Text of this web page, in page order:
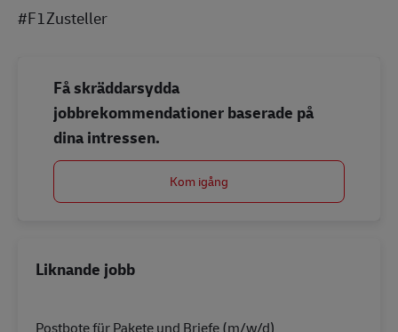
#F1Zusteller
Få skräddarsydda
jobbrekommendationer baserade på
dina intressen.
Kom igång
Liknande jobb
Postbote für Pakete und Briefe (m/w/d)